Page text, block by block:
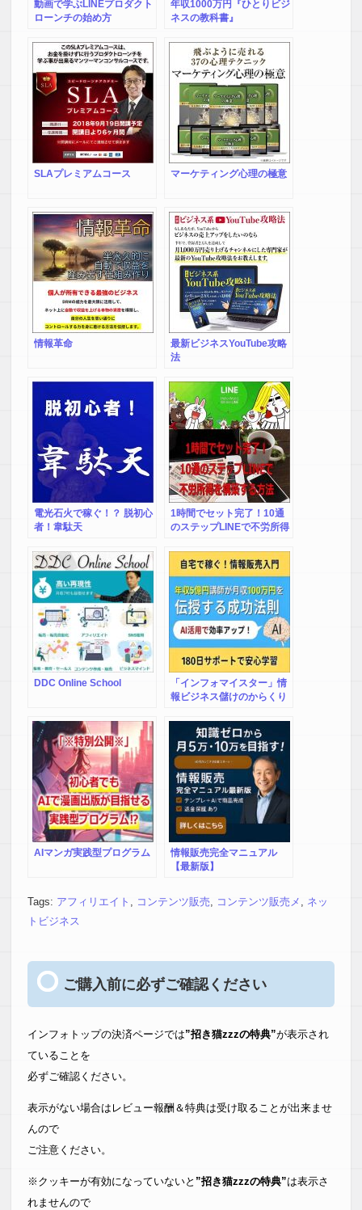
動画で学ぶLINEプロダクト
ローンチの始め方
年収1000万円『ひとりビジ
ネスの教科書』
SLAプレミアムコース マーケティング心理の極意
情報革命
最新ビジネスYouTube攻略
法
電光石火で稼ぐ！？ 脱初心
者！韋駄天
1時間でセット完了！10通
のステップLINEで不労所得
LINE
DDC Online School
「インフォマイスター」情
報ビジネス儲けのからくり
AIマンガ実践型プログラム
情報販売完全マニュアル
【最新版】
Tags: アフィリエイト コンテンツ販売 コンテンツ販売メ
ネッ
トビジネス
ご購入前に必ずご確認ください
インフォトップの決済ページでは”招き猫zzzの特典”が表示され
ていることを
必ずご確認ください。
表示がない場合はレビュー報酬＆特典は受け取ることが出来ませ
んので
ご注意ください。
※クッキーが有効になっていないと ”招き猫zzzの特典”は表示さ
れませんので